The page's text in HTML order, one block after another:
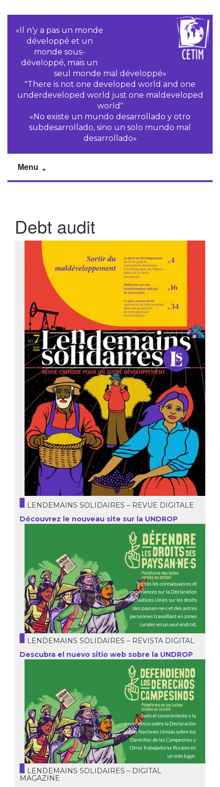
«Il n‘y a pas un monde
développé et un
monde sous-
développé, mais un
seul monde mal développé»
"There is not one developed world and one
underdeveloped world just one maldeveloped
world"
«No existe un mundo desarrollado y otro
subdesarrollado, sino un solo mundo mal
desarrollado»
Menu
Debt audit
LENDEMAINS SOLIDAIRES – REVUE DIGITALE
Découvrez le nouveau site sur la UNDROP
LENDEMAINS SOLIDAIRES – REVISTA DIGITAL
Descubra el nuevo sitio web sobre la UNDROP
LENDEMAINS SOLIDAIRES – DIGITAL
MAGAZINE